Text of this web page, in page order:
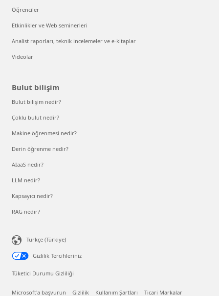
Öğrenciler
Etkinlikler ve Web seminerleri
Analist raporları, teknik incelemeler ve e-kitaplar
Videolar
Bulut bilişim
Bulut bilişim nedir?
Çoklu bulut nedir?
Makine öğrenmesi nedir?
Derin öğrenme nedir?
AIaaS nedir?
LLM nedir?
Kapsayıcı nedir?
RAG nedir?
Türkçe (Türkiye)
Gizlilik Tercihleriniz
Tüketici Durumu Gizliliği
Microsoft'a başvurun Gizlilik Kullanım Şartları Ticari Markalar